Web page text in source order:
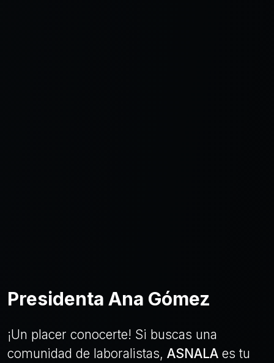
Presidenta Ana Gómez
¡Un placer conocerte! Si buscas una
comunidad de laboralistas, ASNALA es tu